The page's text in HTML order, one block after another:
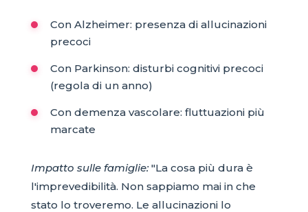
Con Alzheimer: presenza di allucinazioni
precoci
Con Parkinson: disturbi cognitivi precoci
(regola di un anno)
Con demenza vascolare: fluttuazioni più
marcate
Impatto sulle famiglie:"La cosa più dura è
l'imprevedibilità. Non sappiamo mai in che
stato lo troveremo. Le allucinazioni lo